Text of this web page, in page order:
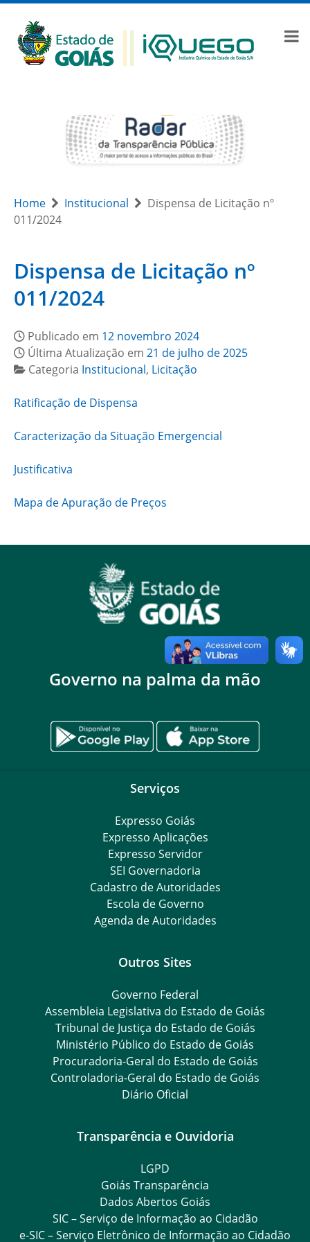
Home Institucional
Dispensa de Licitação nº
011/2024
Dispensa de Licitação nº
011/2024
Publicado em 12 novembro 2024
Última Atualização em 21 de julho de 2025
Categoria Institucional, Licitação
Ratificação de Dispensa
Caracterização da Situação Emergencial
Justificativa
Mapa de Apuração de Preços
Governo na palma da mão
Serviços
Expresso Goiás
Expresso Aplicações
Expresso Servidor
SEI Governadoria
Cadastro de Autoridades
Escola de Governo
Agenda de Autoridades
Outros Sites
Governo Federal
Assembleia Legislativa do Estado de Goiás
Tribunal de Justiça do Estado de Goiás
Ministério Público do Estado de Goiás
Procuradoria-Geral do Estado de Goiás
Controladoria-Geral do Estado de Goiás
Diário Oficial
Transparência e Ouvidoria
LGPD
Goiás Transparência
Dados Abertos Goiás
SIC – Serviço de Informação ao Cidadão
e-SIC – Serviço Eletrônico de Informação ao Cidadão